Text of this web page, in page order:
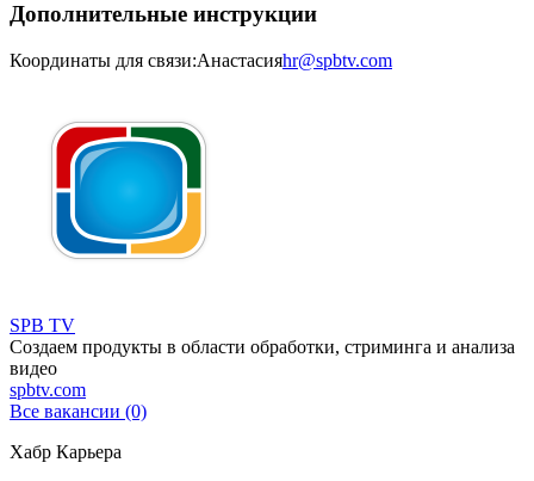
Дополнительные инструкции
Координаты для связи:Анастасияhr@spbtv.com
SPB TV
Создаем продукты в области обработки, стриминга и анализа
видео
spbtv.com
Все вакансии (0)
Хабр Карьера